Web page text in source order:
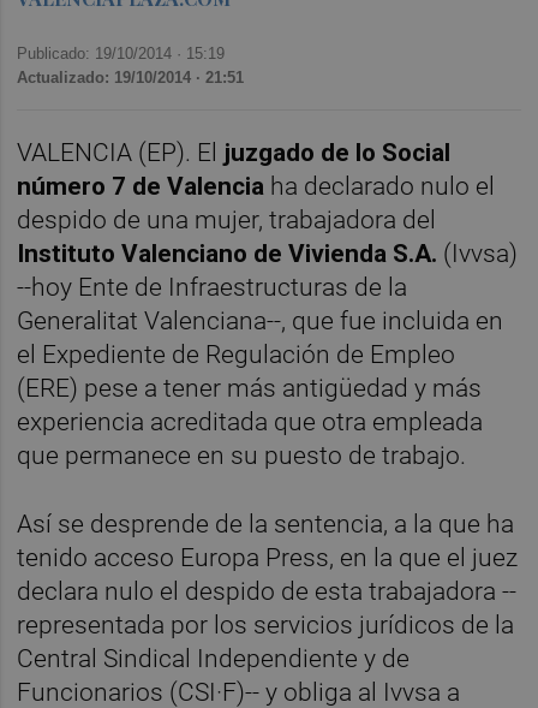
Publicado: 19/10/2014 · 15:19
Actualizado: 19/10/2014 · 21:51
VALENCIA (EP). El juzgado de lo Social
número 7 de Valencia ha declarado nulo el
despido de una mujer, trabajadora del
Instituto Valenciano de Vivienda S.A. (Ivvsa)
--hoy Ente de Infraestructuras de la
Generalitat Valenciana--, que fue incluida en
el Expediente de Regulación de Empleo
(ERE) pese a tener más antigüedad y más
experiencia acreditada que otra empleada
que permanece en su puesto de trabajo.
Así se desprende de la sentencia, a la que ha
tenido acceso Europa Press, en la que el juez
declara nulo el despido de esta trabajadora --
representada por los servicios jurídicos de la
Central Sindical Independiente y de
Funcionarios (CSI·F)-- y obliga al Ivvsa a